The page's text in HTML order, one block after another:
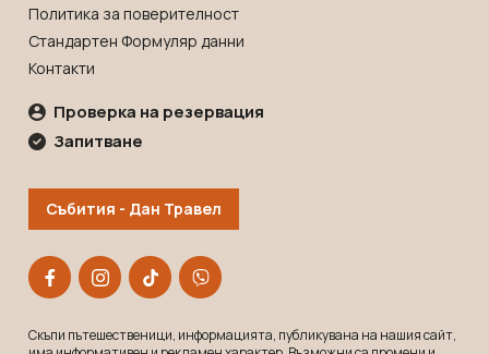
Политика за поверителност
Стандартен Формуляр данни
Контакти
Проверка на резервация
Запитване
Събития - Дан Травел
Скъпи пътешественици, информацията, публикувана на нашия сайт,